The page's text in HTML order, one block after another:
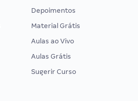
Depoimentos
Material Grátis
Aulas ao Vivo
Aulas Grátis
Sugerir Curso